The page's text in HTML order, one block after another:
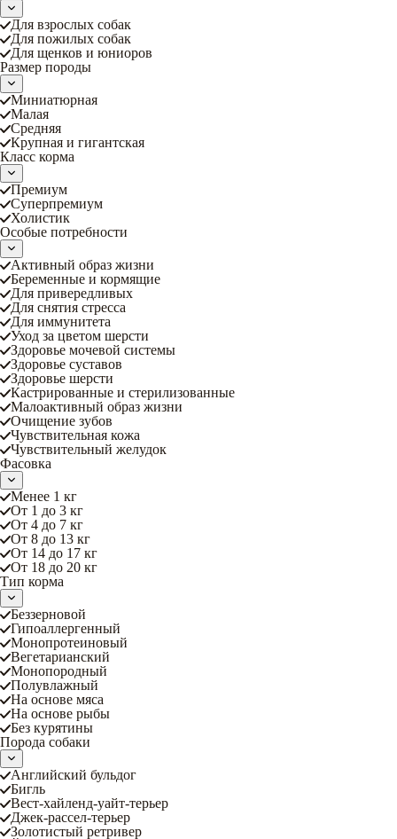
Для взрослых собак
Для пожилых собак
Для щенков и юниоров
Размер породы
Миниатюрная
Малая
Средняя
Крупная и гигантская
Класс корма
Премиум
Суперпремиум
Холистик
Особые потребности
Активный образ жизни
Беременные и кормящие
Для привередливых
Для снятия стресса
Для иммунитета
Уход за цветом шерсти
Здоровье мочевой системы
Здоровье суставов
Здоровье шерсти
Кастрированные и стерилизованные
Малоактивный образ жизни
Очищение зубов
Чувствительная кожа
Чувствительный желудок
Фасовка
Менее 1 кг
От 1 до 3 кг
От 4 до 7 кг
От 8 до 13 кг
От 14 до 17 кг
От 18 до 20 кг
Тип корма
Беззерновой
Гипоаллергенный
Монопротеиновый
Вегетарианский
Монопородный
Полувлажный
На основе мяса
На основе рыбы
Без курятины
Порода собаки
Английский бульдог
Бигль
Вест-хайленд-уайт-терьер
Джек-рассел-терьер
Золотистый ретривер